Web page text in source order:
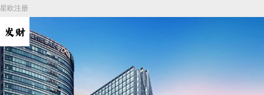
星欧注册